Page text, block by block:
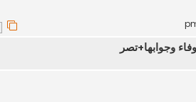
وجوابها+تصر